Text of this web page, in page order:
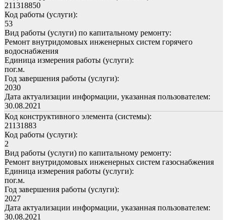
211318850
Код работы (услуги):
53
Вид работы (услуги) по капитальному ремонту:
Ремонт внутридомовых инженерных систем горячего
водоснабжения
Единица измерения работы (услуги):
пог.м.
Год завершения работы (услуги):
2030
Дата актуализации информации, указанная пользователем:
30.08.2021
Код конструктивного элемента (системы):
21131883
Код работы (услуги):
2
Вид работы (услуги) по капитальному ремонту:
Ремонт внутридомовых инженерных систем газоснабжения
Единица измерения работы (услуги):
пог.м.
Год завершения работы (услуги):
2027
Дата актуализации информации, указанная пользователем:
30.08.2021